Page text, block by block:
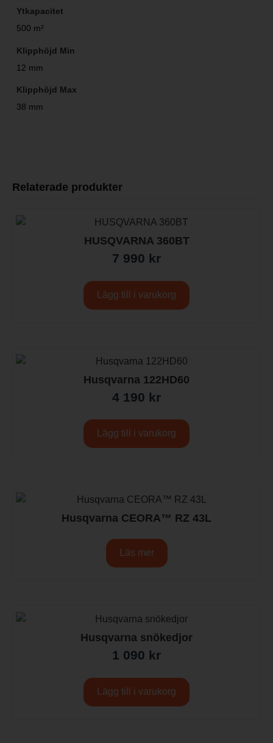
Ytkapacitet
500 m²
Klipphöjd Min
12 mm
Klipphöjd Max
38 mm
Relaterade produkter
HUSQVARNA 360BT
7 990 kr
Lägg till i varukorg
Husqvarna 122HD60
4 190 kr
Lägg till i varukorg
Husqvarna CEORA™ RZ 43L
Läs mer
Husqvarna snökedjor
1 090 kr
Lägg till i varukorg